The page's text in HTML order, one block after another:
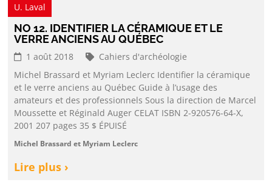
U. Laval
NO 12. IDENTIFIER LA CÉRAMIQUE ET LE
VERRE ANCIENS AU QUÉBEC
1 août 2018
Cahiers d'archéologie
Michel Brassard et Myriam Leclerc Identifier la céramique
et le verre anciens au Québec Guide à l’usage des
amateurs et des professionnels Sous la direction de Marcel
Moussette et Réginald Auger CELAT ISBN 2-920576-64-X,
2001 207 pages 35 $ ÉPUISÉ
Michel Brassard et Myriam Leclerc
Lire plus ›